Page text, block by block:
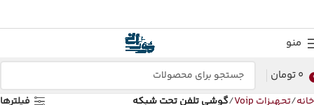
منو
0تومان
خانه تجهیزات Voip گوشی تلفن تحت شبکه فیلترها